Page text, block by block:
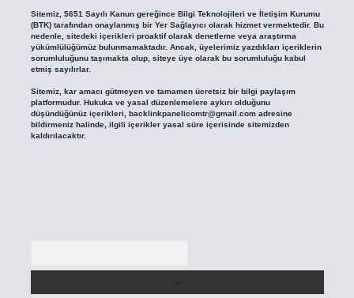
Sitemiz, 5651 Sayılı Kanun gereğince Bilgi Teknolojileri ve İletişim Kurumu
(BTK) tarafından onaylanmış bir Yer Sağlayıcı olarak hizmet vermektedir. Bu
nedenle, sitedeki içerikleri proaktif olarak denetleme veya araştırma
yükümlülüğümüz bulunmamaktadır. Ancak, üyelerimiz yazdıkları içeriklerin
sorumluluğunu taşımakta olup, siteye üye olarak bu sorumluluğu kabul
etmiş sayılırlar.
Sitemiz, kar amacı gütmeyen ve tamamen ücretsiz bir bilgi paylaşım
platformudur. Hukuka ve yasal düzenlemelere aykırı olduğunu
düşündüğünüz içerikleri, backlinkpanelicomtr@gmail.comadresine
bildirmeniz halinde, ilgili içerikler yasal süre içerisinde sitemizden
kaldırılacaktır.